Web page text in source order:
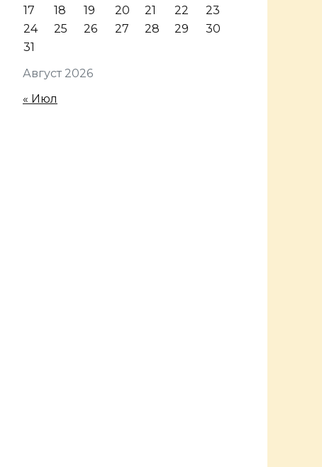
Август 2026
17
18 19 20 21 22
23
24
25 26 27 28 29
30
31
« Июл